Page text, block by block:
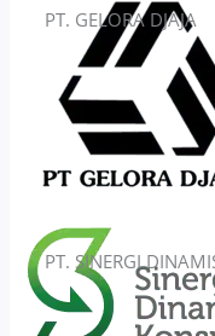
PT. GELORA DJAJA
PT. SINERGI